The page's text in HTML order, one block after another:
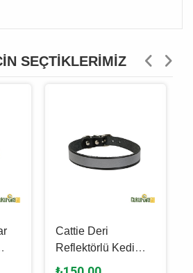
SEÇTIKLERIMIZ
Cattie Deri
Reflektörlü Kedi
Boyun Tasması